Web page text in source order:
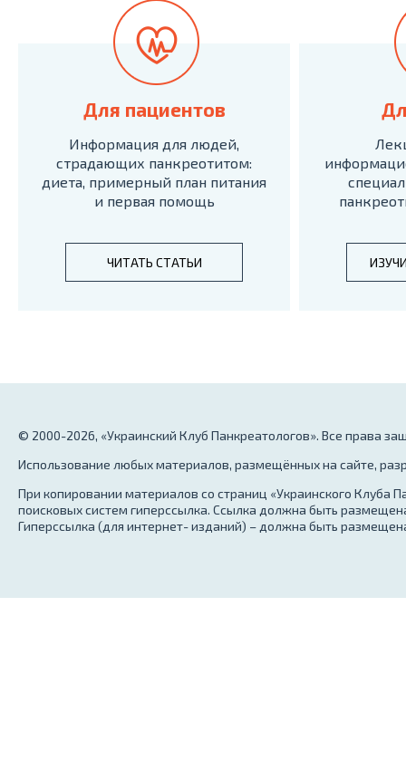
Для пациентов
Информация для людей,
страдающих панкреотитом:
диета, примерный план питания
и первая помощь
ЧИТАТЬ СТАТЬИ
© 2000-2026, «Украинский Клуб Панкреатологов». Все права
Использование любых материалов, размещённых на сайте,
При копировании материалов со страниц «Украинского Клуба
поисковых систем гиперссылка. Ссылка должна быть
Гиперссылка (для интернет- изданий) – должна быть